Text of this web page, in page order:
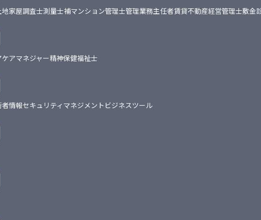
地家屋調査士測量士補マンション管理士管理業務主任者賃貸不動産経営管理士敷金
ケアマネジャー精神保健福祉士
者情報セキュリティマネジメント ビジネスツール